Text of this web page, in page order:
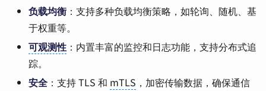
负载均衡 ：支持多种负载均衡策略，如轮询、随机、基
于权重等。
可观测性 ：内置丰富的监控和日志功能，支持分布式追
踪。
安全 ：支持 TLS 和 mTLS ，加密传输数据，确保通信